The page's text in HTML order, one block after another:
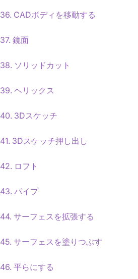
36. CADボディを移動する
37. 鏡面
38. ソリッドカット
39. ヘリックス
40. 3Dスケッチ
41. 3Dスケッチ押し出し
42. ロフト
43. パイプ
44. サーフェスを拡張する
45. サーフェスを塗りつぶす
46. 平らにする